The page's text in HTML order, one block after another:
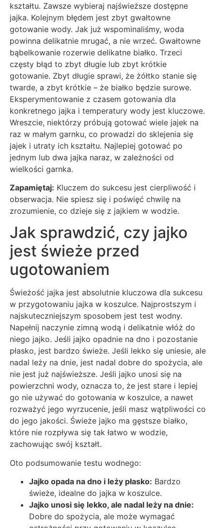
kształtu. Zawsze wybieraj najświeższe dostępne
jajka. Kolejnym błędem jest zbyt gwałtowne
gotowanie wody. Jak już wspominaliśmy, woda
powinna delikatnie mrugać, a nie wrzeć. Gwałtowne
bąbelkowanie rozerwie delikatne białko. Trzeci
częsty błąd to zbyt długie lub zbyt krótkie
gotowanie. Zbyt długie sprawi, że żółtko stanie się
twarde, a zbyt krótkie – że białko będzie surowe.
Eksperymentowanie z czasem gotowania dla
konkretnego jajka i temperatury wody jest kluczowe.
Wreszcie, niektórzy próbują gotować wiele jajek na
raz w małym garnku, co prowadzi do sklejenia się
jajek i utraty ich kształtu. Najlepiej gotować po
jednym lub dwa jajka naraz, w zależności od
wielkości garnka.
Zapamiętaj: Kluczem do sukcesu jest cierpliwość i
obserwacja. Nie spiesz się i poświęć chwilę na
zrozumienie, co dzieje się z jajkiem w wodzie.
Jak sprawdzić, czy jajko
jest świeże przed
ugotowaniem
Świeżość jajka jest absolutnie kluczowa dla sukcesu
w przygotowaniu jajka w koszulce. Najprostszym i
najskuteczniejszym sposobem jest test wodny.
Napełnij naczynie zimną wodą i delikatnie włóż do
niego jajko. Jeśli jajko opadnie na dno i pozostanie
płasko, jest bardzo świeże. Jeśli lekko się uniesie, ale
nadal leży na dnie, jest nadal dobre do spożycia, ale
nie jest już najświeższe. Jeśli jajko unosi się na
powierzchni wody, oznacza to, że jest stare i lepiej
go nie używać do gotowania w koszulce, a nawet
rozważyć jego wyrzucenie, jeśli masz wątpliwości co
do jego jakości. Świeże jajko ma gęstsze białko,
które nie rozpływa się tak łatwo w wodzie,
zachowując swój kształt.
Oto podsumowanie testu wodnego:
Jajko opada na dno i leży płasko: Bardzo
świeże, idealne do jajka w koszulce.
Jajko unosi się lekko, ale nadal leży na dnie:
Dobre do spożycia, ale może wymagać